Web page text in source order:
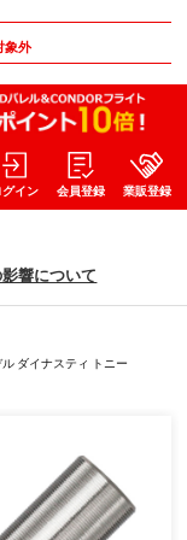
外
グイン 会員登録 業販登録
響について
ダイナスティ トニー